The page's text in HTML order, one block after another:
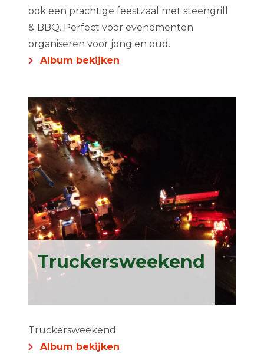
ook een prachtige feestzaal met steengrill
& BBQ. Perfect voor evenementen
organiseren voor jong en oud.
Album bekijken
Truckersweekend
Truckersweekend
Album bekijken